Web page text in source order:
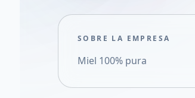
SOBRE LA EMPRESA
Miel 100% pura